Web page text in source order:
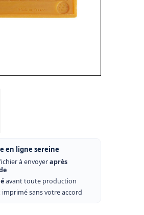
en ligne sereine
à envoyeraprès
avant toute production
imprimé sans votre accord